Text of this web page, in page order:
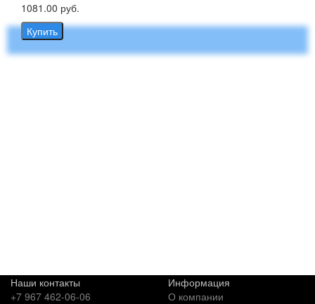
1081.00 руб.
Купить
Наши контакты
+7 967 462-06-06
Информация
О компании